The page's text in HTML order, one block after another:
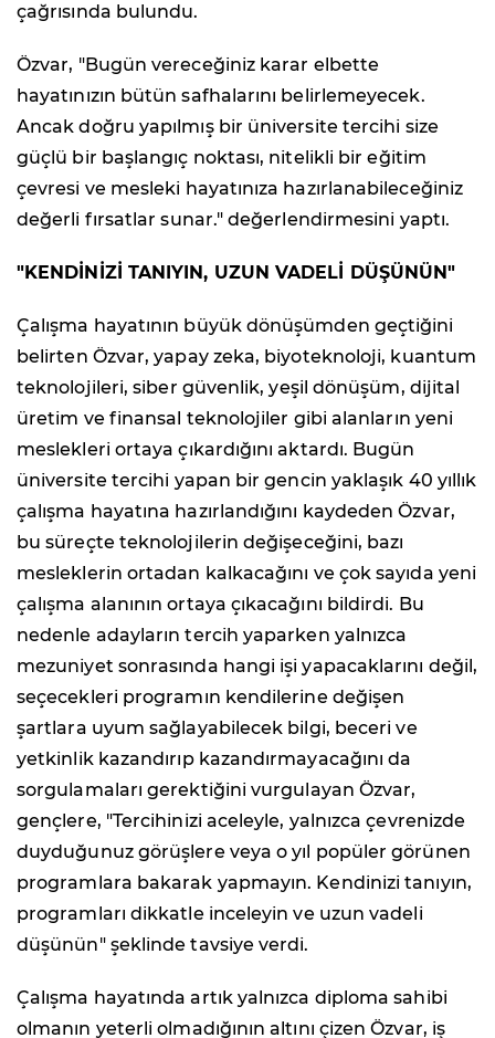
çağrısında bulundu.
Özvar, "Bugün vereceğiniz karar elbette
hayatınızın bütün safhalarını belirlemeyecek.
Ancak doğru yapılmış bir üniversite tercihi size
güçlü bir başlangıç noktası, nitelikli bir eğitim
çevresi ve mesleki hayatınıza hazırlanabileceğiniz
değerli fırsatlar sunar." değerlendirmesini yaptı.
"KENDİNİZİ TANIYIN, UZUN VADELİ DÜŞÜNÜN"
Çalışma hayatının büyük dönüşümden geçtiğini
belirten Özvar, yapay zeka, biyoteknoloji, kuantum
teknolojileri, siber güvenlik, yeşil dönüşüm, dijital
üretim ve finansal teknolojiler gibi alanların yeni
meslekleri ortaya çıkardığını aktardı. Bugün
üniversite tercihi yapan bir gencin yaklaşık 40 yıllık
çalışma hayatına hazırlandığını kaydeden Özvar,
bu süreçte teknolojilerin değişeceğini, bazı
mesleklerin ortadan kalkacağını ve çok sayıda yeni
çalışma alanının ortaya çıkacağını bildirdi. Bu
nedenle adayların tercih yaparken yalnızca
mezuniyet sonrasında hangi işi yapacaklarını değil,
seçecekleri programın kendilerine değişen
şartlara uyum sağlayabilecek bilgi, beceri ve
yetkinlik kazandırıp kazandırmayacağını da
sorgulamaları gerektiğini vurgulayan Özvar,
gençlere, "Tercihinizi aceleyle, yalnızca çevrenizde
duyduğunuz görüşlere veya o yıl popüler görünen
programlara bakarak yapmayın. Kendinizi tanıyın,
programları dikkatle inceleyin ve uzun vadeli
düşünün" şeklinde tavsiye verdi.
Çalışma hayatında artık yalnızca diploma sahibi
olmanın yeterli olmadığının altını çizen Özvar, iş